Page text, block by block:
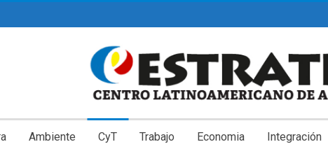
Ambiente CyT Trabajo Economia Integración